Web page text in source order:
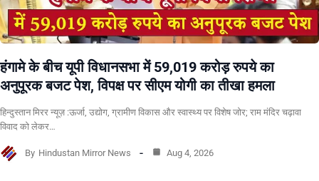
हंगामे के बीच यूपी विधानसभा में 59,019 करोड़ रुपये का
अनुपूरक बजट पेश, विपक्ष पर सीएम योगी का तीखा हमला
हिन्दुस्तान मिरर न्यूज़ :ऊर्जा, उद्योग, ग्रामीण विकास और स्वास्थ्य पर विशेष जोर; राम मंदिर चढ़ावा
विवाद को लेकर…
By Hindustan Mirror News Aug 4, 2026